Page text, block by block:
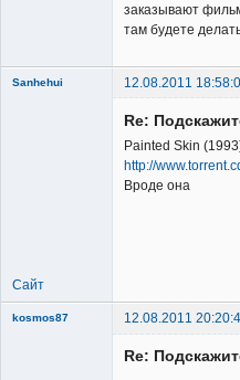
заказывают
там будете
Sanhehui 12.08.2011
Re:
Painted Skin
http://
Вроде она
Сайт
kosmos87 12.08.2011
Re: